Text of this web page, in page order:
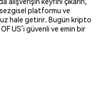
sezgisel platformu ve
hale getirir. Bugün kripto
US’i güvenli ve emin bir